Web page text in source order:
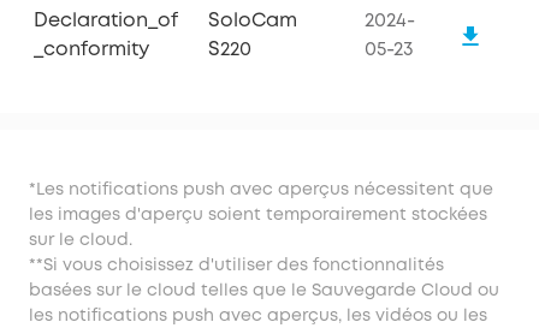
Declaration_of
_conformity
SoloCam
S220
2024-
05-23
*Les notifications push avec aperçus nécessitent que
les images d'aperçu soient temporairement stockées
sur le cloud.
**Si vous choisissez d'utiliser des fonctionnalités
basées sur le cloud telles que le Sauvegarde Cloud ou
les notifications push avec aperçus, les vidéos ou les